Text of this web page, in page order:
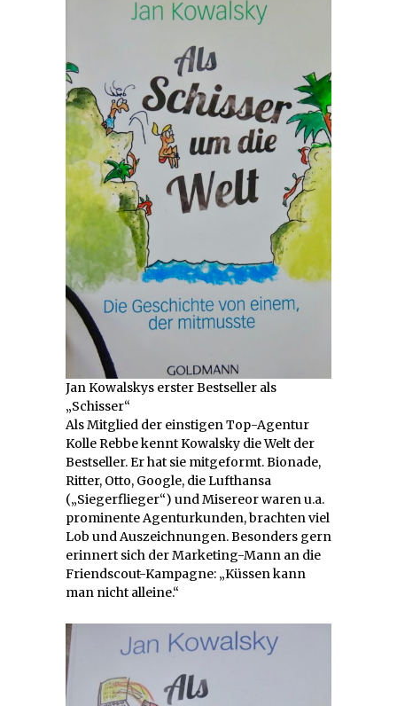
Jan Kowalskys erster Bestseller als
„Schisser“
Als Mitglied der einstigen Top-Agentur
Kolle Rebbe kennt Kowalsky die Welt der
Bestseller. Er hat sie mitgeformt. Bionade,
Ritter, Otto, Google, die Lufthansa
(„Siegerflieger“) und Misereor waren u.a.
prominente Agenturkunden, brachten viel
Lob und Auszeichnungen. Besonders gern
erinnert sich der Marketing-Mann an die
Friendscout-Kampagne: „Küssen kann
man nicht alleine.“